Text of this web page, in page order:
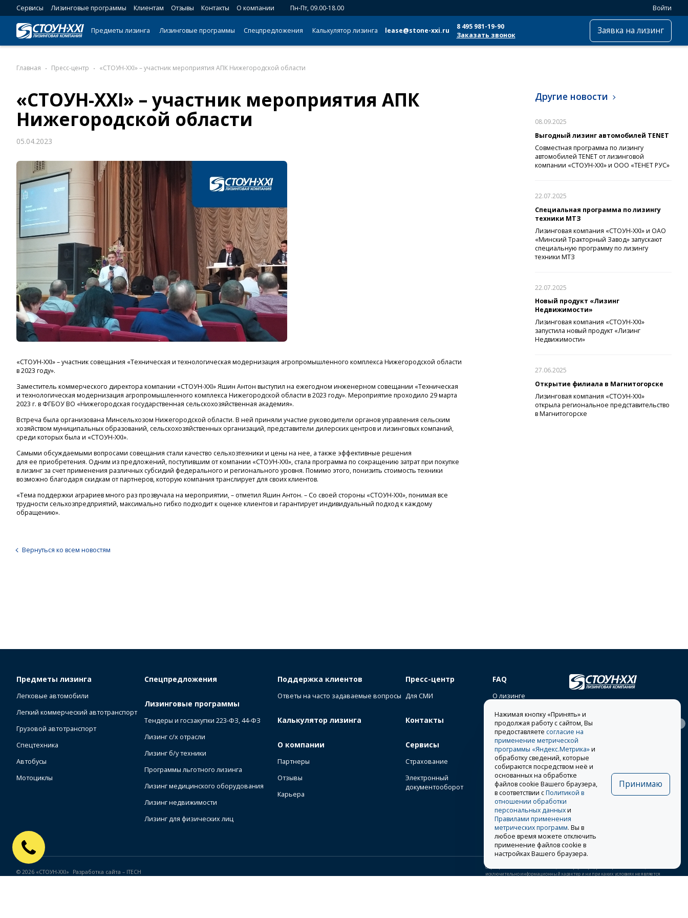
Сервисы Лизинговые программы Клиентам Отзывы Контакты О компании Пн-Пт, 09.00-18.00 Войти
Предметы лизинга Лизинговые программы Спецпредложения Калькулятор лизинга lease@stone-xxi.ru
8 495 981-19-90
Заказать звонок
Заявка на лизинг
Главная Пресс-центр «СТОУН-XXI» – участник мероприятия АПК Нижегородской области
«СТОУН-XXI» – участник мероприятия АПК
Нижегородской области
05.04.2023
«СТОУН-XXI» – участник совещания «Техническая и технологическая модернизация агропромышленного комплекса Нижегородской области
в 2023 году».
Заместитель коммерческого директора компании «СТОУН-XXI» Яшин Антон выступил на ежегодном инженерном совещании «Техническая
и технологическая модернизация агропромышленного комплекса Нижегородской области в 2023 году». Мероприятие проходило 29 марта
2023 г. в ФГБОУ ВО «Нижегородская государственная сельскохозяйственная академия».
Встреча была организована Минсельхозом Нижегородской области. В ней приняли участие руководители органов управления сельским
хозяйством муниципальных образований, сельскохозяйственных организаций, представители дилерских центров и лизинговых компаний,
среди которых была и «СТОУН-XXI».
Самыми обсуждаемыми вопросами совещания стали качество сельхозтехники и цены на нее, а также эффективные решения
для ее приобретения. Одним из предложений, поступившим от компании «СТОУН-XXI», стала программа по сокращению затрат при покупке
в лизинг за счет применения различных субсидий федерального и регионального уровня. Помимо этого, понизить стоимость техники
возможно благодаря скидкам от партнеров, которую компания транслирует для своих клиентов.
«Тема поддержки аграриев много раз прозвучала на мероприятии, – отметил Яшин Антон. – Со своей стороны «СТОУН-XXI», понимая все
трудности сельхозпредприятий, максимально гибко подходит к оценке клиентов и гарантирует индивидуальный подход к каждому
обращению».
Другие новости
08.09.2025
Выгодный лизинг автомобилей TENET
Совместная программа по лизингу
автомобилей TENET от лизинговой
компании «СТОУН-XXI» и ООО «ТЕНЕТ РУС»
22.07.2025
Специальная программа по лизингу
техники МТЗ
Лизинговая компания «СТОУН-XXI» и ОАО
«Минский Тракторный Завод» запускают
специальную программу по лизингу
техники МТЗ
22.07.2025
Новый продукт «Лизинг
Недвижимости»
Лизинговая компания «СТОУН-XXI»
запустила новый продукт «Лизинг
Недвижимости»
27.06.2025
Открытие филиала в Магнитогорске
Лизинговая компания «СТОУН-XXI»
открыла региональное представительство
в Магнитогорске
Вернуться ко всем новостям
Предметы лизинга
Легковые автомобили
Легкий коммерческий автотранспорт
Грузовой автотранспорт
Спецтехника
Автобусы
Мотоциклы
Спецпредложения
Лизинговые программы
Тендеры и госзакупки 223-ФЗ, 44-ФЗ
Лизинг с/х отрасли
Лизинг б/у техники
Программы льготного лизинга
Лизинг медицинского оборудования
Лизинг недвижимости
Лизинг для физических лиц
Поддержка клиентов
Ответы на часто задаваемые вопросы
Калькулятор лизинга
О компании
Партнеры
Отзывы
Карьера
Пресс-центр
Для СМИ
Контакты
Сервисы
Страхование
Электронный
документооборот
FAQ
О лизинге
Раскрытие
информации
394026, г.Воронеж,
Московский пр-т, д. 7е, оф.
Другие представительства
8 495 981-19-90
© 2026 «СТОУН-XXI» Разработка сайта – ITECH
Обращаем Ваше внимание на то, что информация, размещенная на сайте, носит
исключительно информационный характер и ни при каких условиях не является
Нажимая кнопку «Принять» и
продолжая работу с сайтом, Вы
предоставляете согласие на
применение метрической
программы «Яндекс.Метрика»и
обработку сведений, которые
собираются посредством неё и
основанных на обработке
файлов cookie Вашего браузера,
в соответствии сПолитикой в
отношении обработки
персональных данныхи
Правилами применения
метрических программ. Вы в
любое время можете отключить
применение файлов cookie в
настройках Вашего браузера.
Принимаю